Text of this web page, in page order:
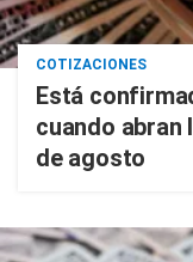
COTIZACIONES
Está
cuando abran
de agosto